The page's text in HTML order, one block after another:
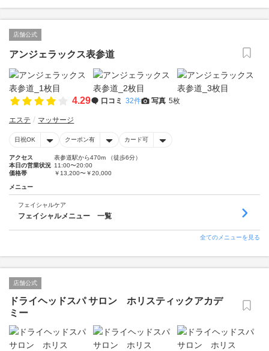
店舗公式
アンジェラックス表参道
4.29 口コミ 32件 写真 5枚
エステ マッサージ
日祝OK クーポン有 カード可
アクセス
表参道駅から470m （徒歩6分）
本日の営業状況 11:00〜20:00
価格帯
￥13,200〜￥20,000
メニュー
フェイシャルケア
フェイシャルメニュー 一覧
全てのメニューを見る
店舗公式
ドライヘッドスパ サロン ホリスティックアカデ
ミー